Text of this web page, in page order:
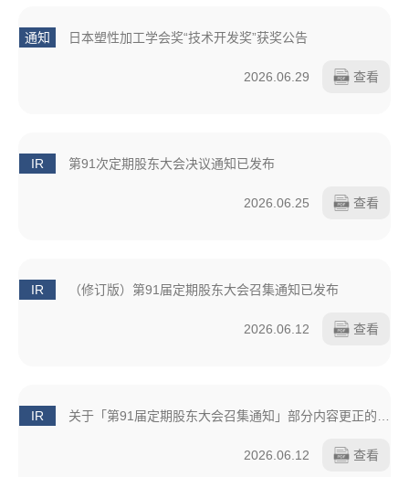
通知 日本塑性加工学会奖“技术开发奖”获奖公告
2026.06.29 查看
IR 第91次定期股东大会决议通知已发布
2026.06.25 查看
IR （修订版）第91届定期股东大会召集通知已发布
2026.06.12 查看
IR 关于「第91届定期股东大会召集通知」部分内容更正的通知
2026.06.12 查看